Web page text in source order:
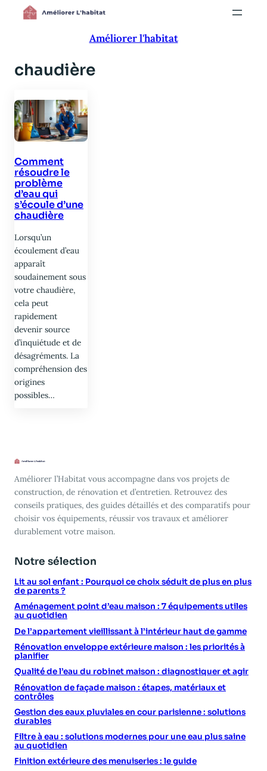
Aller
Améliorer l'habitat
chaudière
Comment
résoudre le
problème
d’eau qui
s’écoule d’une
chaudière
Lorsqu’un
écoulement d’eau
apparaît
soudainement sous
votre chaudière,
cela peut
rapidement
devenir source
d’inquiétude et de
désagréments. La
compréhension des
origines
possibles…
Améliorer l’Habitat vous accompagne dans vos projets de
construction, de rénovation et d’entretien. Retrouvez des
conseils pratiques, des guides détaillés et des comparatifs pour
choisir vos équipements, réussir vos travaux et améliorer
durablement votre maison.
Notre sélection
Lit au sol enfant : Pourquoi ce choix séduit de plus en plus
de parents ?
Aménagement point d’eau maison : 7 équipements utiles
au quotidien
De l’appartement vieillissant à l’intérieur haut de gamme
Rénovation enveloppe extérieure maison : les priorités à
planifier
Qualité de l’eau du robinet maison : diagnostiquer et agir
Rénovation de façade maison : étapes, matériaux et
contrôles
Gestion des eaux pluviales en cour parisienne : solutions
durables
Filtre à eau : solutions modernes pour une eau plus saine
au quotidien
Finition extérieure des menuiseries : le guide